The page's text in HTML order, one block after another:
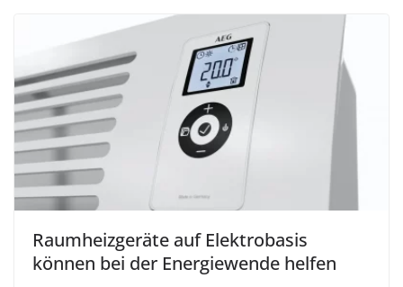
Raumheizgeräte auf Elektrobasis
können bei der Energiewende helfen